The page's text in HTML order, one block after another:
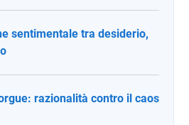
sentimentale tra desiderio,
razionalità contro il caos